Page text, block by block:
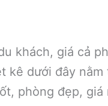
khách, giá cả
kê dưới đây
phòng đẹp, giá